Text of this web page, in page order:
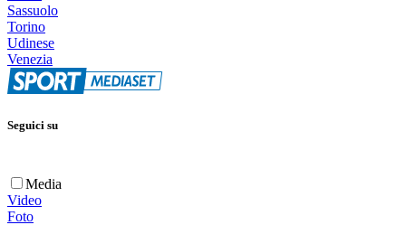
Sassuolo
Torino
Udinese
Venezia
Seguici su
Media
Video
Foto